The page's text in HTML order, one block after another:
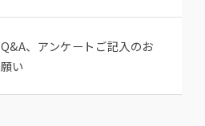
Q&A、アンケートご記入のお
願い